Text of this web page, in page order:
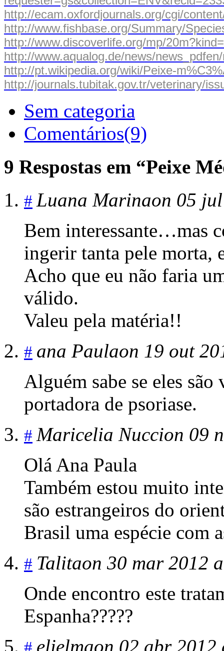
http://ecam.oxfordjournals.org/cgi/
http://www.fishbase.org/Summary/
http://www.discoverlife.org/mp/
http://www.aqualog.de/news/
http://pt.wikipedia.org/wiki/Peixe-
http://journals.tubitak.gov.tr/veterinary/
Sem categoria
Comentários(9)
9 Respostas em “Peixe
# Luana Marinaon 05
Bem interessante…mas
ingerir tanta pele morta,
Acho que eu não faria
válido.
Valeu pela matéria!!
# ana Paulaon 19 out
Alguém sabe se eles
portadora de psoriase.
# Maricelia Nuccion 09
Olá Ana Paula
Também estou muito
são estrangeiros do
Brasil uma espécie com
# Talitaon 30 mar 2012
Onde encontro este
Espanha?????
elielmaon 02 abr 2012